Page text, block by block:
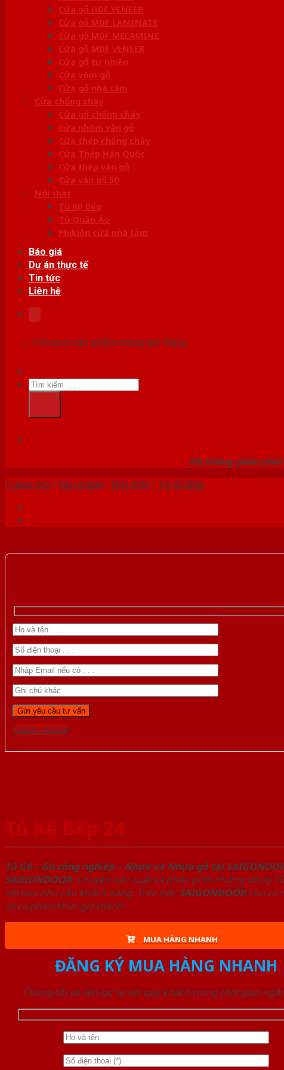
Cửa gỗ HDF VENEER
Cửa gỗ MDF LAMINATE
Cửa gỗ MDF MELAMINE
Cửa gỗ MDF VENEER
Cửa gỗ tự nhiên
Cửa vòm gỗ
Cửa gỗ nhà tắm
Cửa chống cháy
Cửa gỗ chống cháy
Cửa nhôm vân gỗ
Cửa thép chống cháy
Cửa Thép Hàn Quốc
Cửa thép vân gỗ
Cửa vân gỗ 5D
Nội thất
Tủ Kệ Bếp
Tủ Quần Áo
Phụ kiện cửa nhà tắm
Báo giá
Dự án thực tế
Tin tức
Liên hệ
Chưa có sản phẩm trong giỏ hàng.
Tìm
kiếm:
Hệ thống phân
Trang chủ /Sản phẩm / Nội thất/ Tủ Kệ Bếp
Gọi 0976.169.864
Tủ Kệ Bếp 24
Tủ Gỗ – Gỗ công nghiêp – Nhựa và Nhựa gỗ tại
SAIGONDOOR. Chuyên sản xuất và phân phối những dòng
với mọi nhu cầu khách hàng. Trên hết, SAIGONDOORcòn có
và cả phân khúc giá thành.
MUA HÀNG NHANH
ĐĂNG KÝ MUA HÀNG NHANH
Chúng tôi sẽ liên lạc lại với quý khách trong thời gian